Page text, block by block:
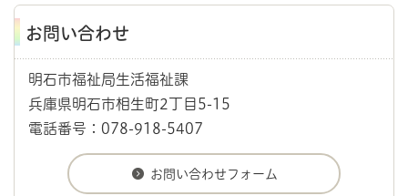
お問い合わせ
明石市福祉局生活福祉課
兵庫県明石市相生町2丁目5-15
電話番号：078-918-5407